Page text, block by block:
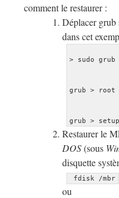
comment le restaurer :
Déplacer
dans cet
Restaurer le
DOS(sous
disquette
fdisk /mbr
ou